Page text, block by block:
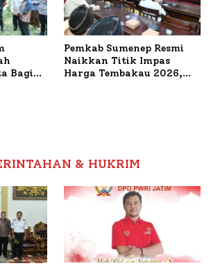
Bagi
Pemkab Sumenep Resmi
Naikkan Titik Impas
Harga Tembakau 2026,
& HUKRIM